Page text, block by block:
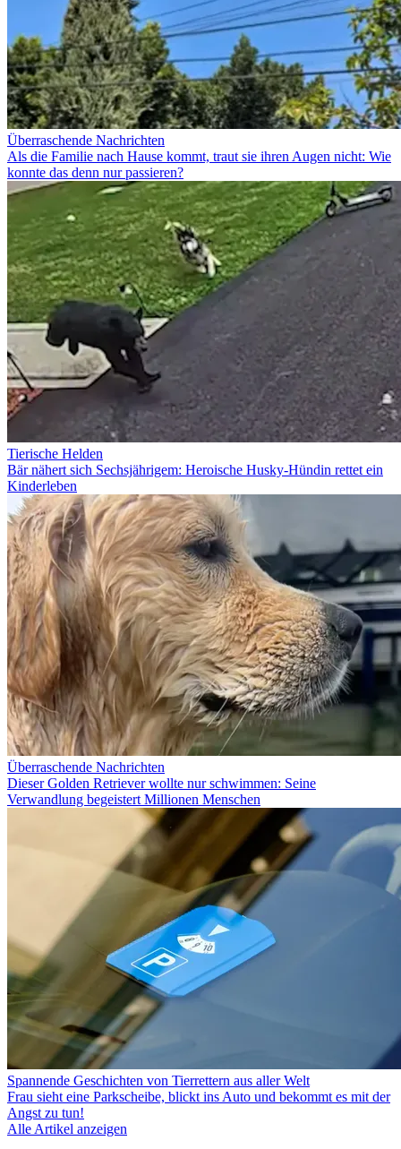
Überraschende Nachrichten
Als die Familie nach Hause kommt, traut sie ihren Augen nicht: Wie
konnte das denn nur passieren?
Tierische Helden
Bär nähert sich Sechsjährigem: Heroische Husky-Hündin rettet ein
Kinderleben
Überraschende Nachrichten
Dieser Golden Retriever wollte nur schwimmen: Seine
Verwandlung begeistert Millionen Menschen
Spannende Geschichten von Tierrettern aus aller Welt
Frau sieht eine Parkscheibe, blickt ins Auto und bekommt es mit der
Angst zu tun!
Alle Artikel anzeigen